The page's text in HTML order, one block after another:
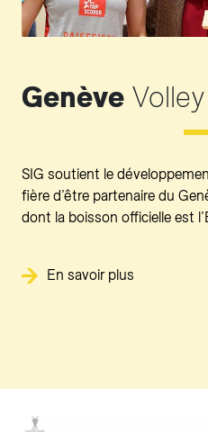
Genève Volley
SIG soutient le
fière d’être partenaire du
dont la boisson officielle est
En savoir plus